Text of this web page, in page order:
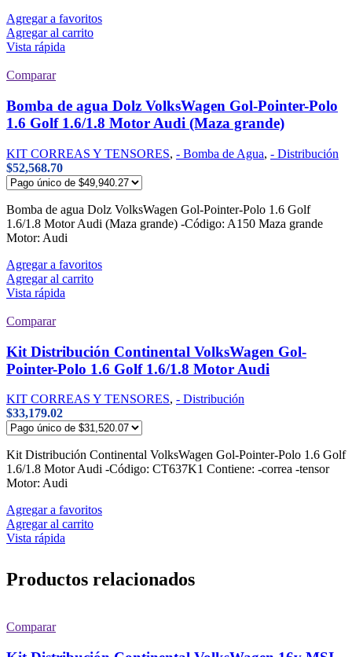
Agregar a favoritos
Agregar al carrito
Vista rápida
Comparar
Bomba de agua Dolz VolksWagen Gol-Pointer-Polo
1.6 Golf 1.6/1.8 Motor Audi (Maza grande)
KIT CORREAS Y TENSORES, - Bomba de Agua, - Distribución
$52,568.70
Bomba de agua Dolz VolksWagen Gol-Pointer-Polo 1.6 Golf
1.6/1.8 Motor Audi (Maza grande) -Código: A150 Maza grande
Motor: Audi
Agregar a favoritos
Agregar al carrito
Vista rápida
Comparar
Kit Distribución Continental VolksWagen Gol-
Pointer-Polo 1.6 Golf 1.6/1.8 Motor Audi
KIT CORREAS Y TENSORES, - Distribución
$33,179.02
Kit Distribución Continental VolksWagen Gol-Pointer-Polo 1.6 Golf
1.6/1.8 Motor Audi -Código: CT637K1 Contiene: -correa -tensor
Motor: Audi
Agregar a favoritos
Agregar al carrito
Vista rápida
Productos relacionados
Comparar